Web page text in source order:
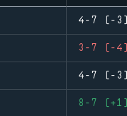
4-7 (-3)
3-7 (-4)
4-7 (-3)
8-7 (+1)